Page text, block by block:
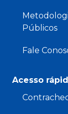
Públicos
Fale
Acesso